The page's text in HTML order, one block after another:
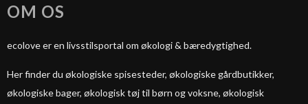
OM OS
ecolove er en livsstilsportal om økologi & bæredygtighed.
Her finder du økologiske spisesteder, økologiske gårdbutikker,
økologiske bager, økologisk tøj til børn og voksne, økologisk